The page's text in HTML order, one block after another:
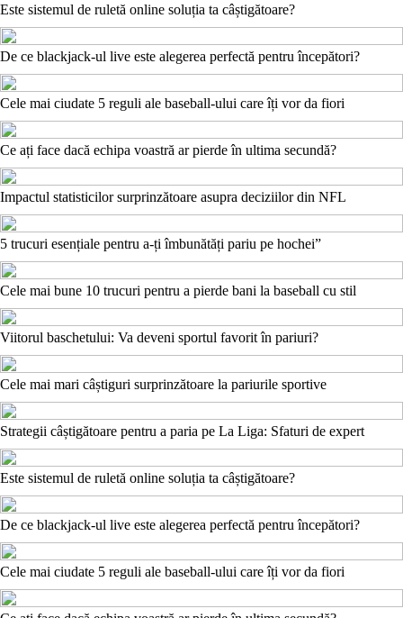
Este sistemul de ruletă online soluția ta câștigătoare?
De ce blackjack-ul live este alegerea perfectă pentru începători?
Cele mai ciudate 5 reguli ale baseball-ului care îți vor da fiori
Ce ați face dacă echipa voastră ar pierde în ultima secundă?
Impactul statisticilor surprinzătoare asupra deciziilor din NFL
5 trucuri esențiale pentru a-ți îmbunătăți pariu pe hochei”
Cele mai bune 10 trucuri pentru a pierde bani la baseball cu stil
Viitorul baschetului: Va deveni sportul favorit în pariuri?
Cele mai mari câștiguri surprinzătoare la pariurile sportive
Strategii câștigătoare pentru a paria pe La Liga: Sfaturi de expert
Este sistemul de ruletă online soluția ta câștigătoare?
De ce blackjack-ul live este alegerea perfectă pentru începători?
Cele mai ciudate 5 reguli ale baseball-ului care îți vor da fiori